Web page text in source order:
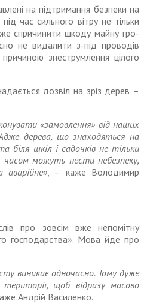
на підтримання безпеки на
час сильного вітру не тільки
спричинити шкоду майну гро­
не видалити з-під проводів
знеструмлення цілого
дозвіл на зріз дерев –
«замовлення» від наших
дерева, що знаходяться на
біля шкіл і садочків не тільки
можуть нести небезпеку,
, – каже Володимир
про зовсім вже непомітну
господарства». Мова йде про
виникає одночасно. Тому дуже
щоб відразу масово
Андрій Василенко.